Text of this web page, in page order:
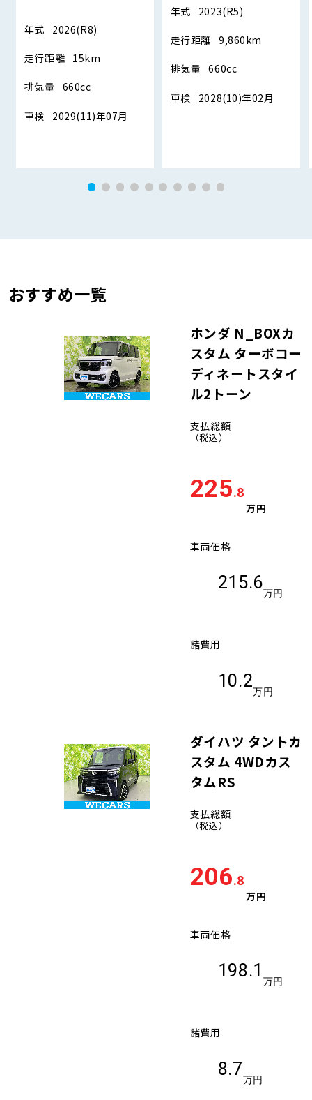
年式 2026(R8)
走行距離 15km
排気量 660cc
車検 2029(11)年07月
年式 2023(R5)
走行距離 9,860km
排気量 660cc
車検 2028(10)年02月
おすすめ一覧
ホンダ N_BOXカ
スタム ターボコー
ディネートスタイ
ル2トーン
支払総額
（税込）
225.8
万円
車両価格
215.6
万円
諸費用
10.2
万円
ダイハツ タントカ
スタム 4WDカス
タムRS
支払総額
（税込）
206.8
万円
車両価格
198.1
万円
諸費用
8.7
万円